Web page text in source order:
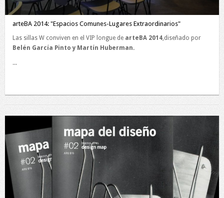
arteBA 2014: "Espacios Comunes-Lugares Extraordinarios"
Las sillas W conviven en el VIP longue de arteBA 2014,diseñado por
Belén García Pinto y Martín Huberman.
...